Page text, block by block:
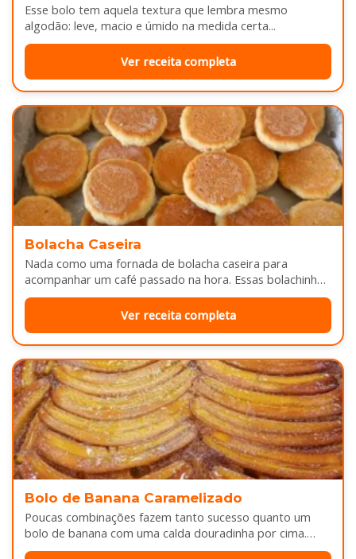
Esse bolo tem aquela textura que lembra mesmo
algodão: leve, macio e úmido na medida certa...
Ver receita completa
Bolacha Caseira
Nada como uma fornada de bolacha caseira para
acompanhar um café passado na hora. Essas bolachinhas
ficam levemente douradas por…
Ver receita completa
Bolo de Banana Caramelizado
Poucas combinações fazem tanto sucesso quanto um
bolo de banana com uma calda douradinha por cima.
Enquanto assa, aquele cheirinho…